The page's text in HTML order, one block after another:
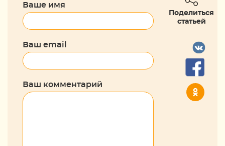
Ваше имя
Ваш email
Ваш комментарий
Поделиться
статьей